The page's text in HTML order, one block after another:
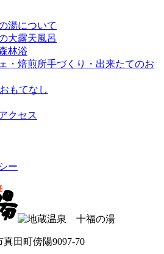
湯について
大露天風呂
林浴
・焙煎所手づくり・出来たてのお
もてなし
クセス
ー
真田町傍陽9097-70